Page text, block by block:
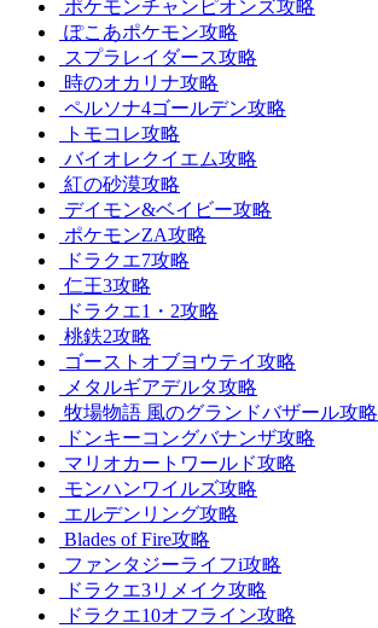
ポケモンチャンピオンズ攻略
ぽこあポケモン攻略
スプラレイダース攻略
時のオカリナ攻略
ペルソナ4ゴールデン攻略
トモコレ攻略
バイオレクイエム攻略
紅の砂漠攻略
デイモン&ベイビー攻略
ポケモンZA攻略
ドラクエ7攻略
仁王3攻略
ドラクエ1・2攻略
桃鉄2攻略
ゴーストオブヨウテイ攻略
メタルギアデルタ攻略
牧場物語 風のグランドバザール攻略
ドンキーコングバナンザ攻略
マリオカートワールド攻略
モンハンワイルズ攻略
エルデンリング攻略
Blades of Fire攻略
ファンタジーライフi攻略
ドラクエ3リメイク攻略
ドラクエ10オフライン攻略